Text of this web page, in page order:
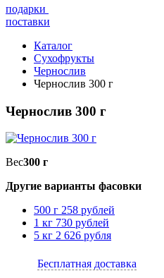
подарки
поставки
Каталог
Сухофрукты
Чернослив
Чернослив 300 г
Чернослив 300 г
Вес300 г
Другие варианты фасовки
500 г 258 рублей
1 кг 730 рублей
5 кг 2 626 рубля
Бесплатная доставка